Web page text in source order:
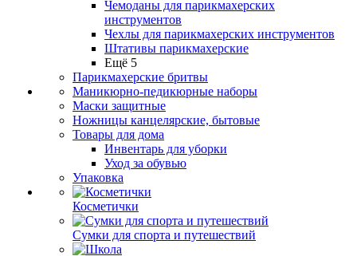
Чемоданы для парикмахерских
инструментов
Чехлы для парикмахерских инструментов
Штативы парикмахерские
Ещё 5
Парикмахерские бритвы
Маникюрно-педикюрные наборы
Маски защитные
Ножницы канцелярские, бытовые
Товары для дома
Инвентарь для уборки
Уход за обувью
Упаковка
Косметички
Сумки для спорта и путешествий